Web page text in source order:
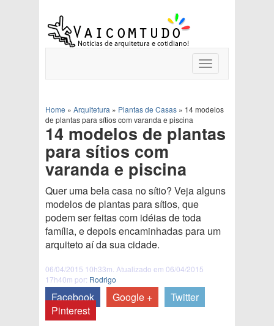
Toggle
navigation
Home » Arquitetura » Plantas de Casas » 14 modelos
de plantas para sítios com varanda e piscina
14 modelos de plantas
para sítios com
varanda e piscina
Quer uma bela casa no sítio? Veja alguns
modelos de plantas para sítios, que
podem ser feitas com idéias de toda
família, e depois encaminhadas para um
arquiteto aí da sua cidade.
06/04/2015 10h33m. Atualizado em 06/04/2015
17h40m por: Rodrigo
Facebook Google +
Twitter
Pinterest